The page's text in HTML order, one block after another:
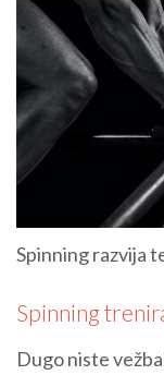
Spinning razvija
Spinning
Dugo niste